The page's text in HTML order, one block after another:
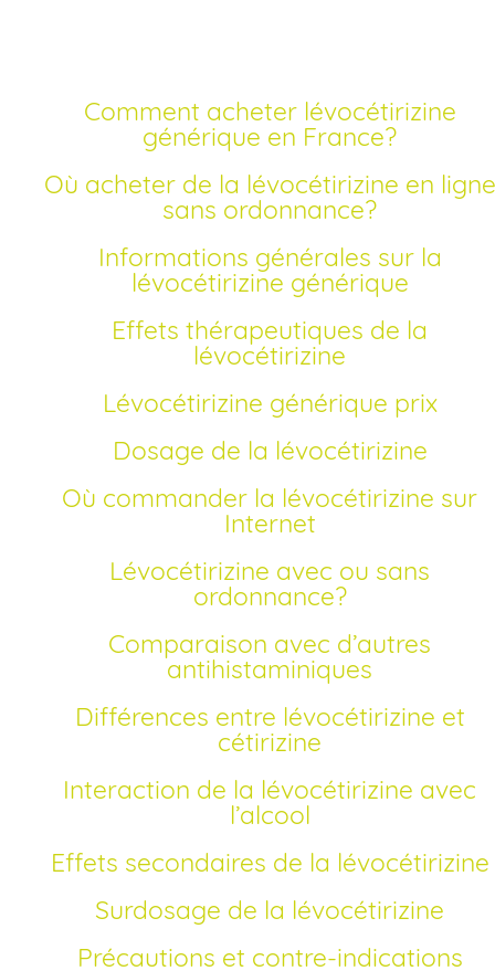
Comment acheter lévocétirizine
générique en France?
Où acheter de la lévocétirizine en ligne
sans ordonnance?
Informations générales sur la
lévocétirizine générique
Effets thérapeutiques de la
lévocétirizine
Lévocétirizine générique prix
Dosage de la lévocétirizine
Où commander la lévocétirizine sur
Internet
Lévocétirizine avec ou sans
ordonnance?
Comparaison avec d’autres
antihistaminiques
Différences entre lévocétirizine et
cétirizine
Interaction de la lévocétirizine avec
l’alcool
Effets secondaires de la lévocétirizine
Surdosage de la lévocétirizine
Précautions et contre-indications